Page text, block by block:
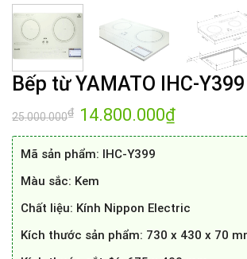
Bếp từ YAMATO IHC-Y399
25.000.000₫ Giá
gốc
là:
25.000.000₫.
14.800.000₫Giá
tại
Mã sản phẩm: IHC-Y399
Màu sắc: Kem
Chất liệu: Kính Nippon Electric
Kích thước sản phẩm: 730 x 430 x 70